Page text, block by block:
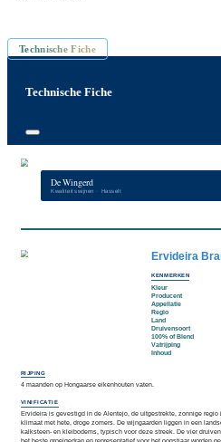
Technische Fiche
Technische Fiche